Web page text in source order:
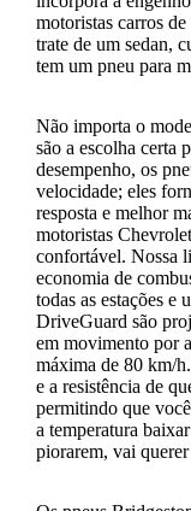
motoristas carros
trate de um sedan,
tem um pneu para
Não importa o
são a escolha certa
desempenho, os
velocidade; eles
resposta e melhor
motoristas
confortável. Nossa
economia de
todas as estações e
DriveGuard são
em movimento por
máxima de 80 km/
e a resistência de
permitindo que
a temperatura
piorarem, vai